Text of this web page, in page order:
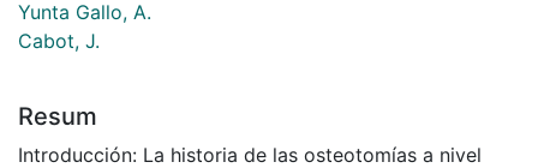
Yunta Gallo, A.
Cabot, J.
Resum
Introducción: La historia de las osteotomías a nivel